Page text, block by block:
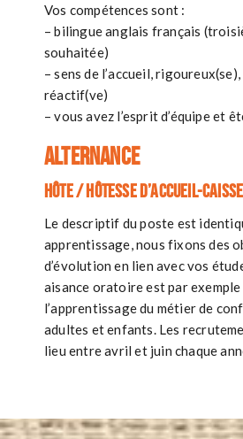
Vos compétences sont :
– bilingue anglais français
souhaitée)
– sens de l’accueil,
réactif(ve)
– vous avez l’esprit d’équipe et
ALTERNANCE
Hôte / Hôtesse d’accueil-
Le descriptif du poste est
apprentissage, nous fixons des
d’évolution en lien avec vos
aisance oratoire est par
l’apprentissage du métier de
adultes et enfants. Les
lieu entre avril et juin chaque